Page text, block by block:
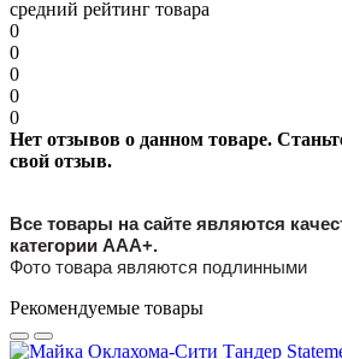
средний рейтинг товара
0
0
0
0
0
Нет отзывов о данном товаре.
свой отзыв.
Все товары на сайте являются
категории ААА+.
Фото товара являются подлинными
Рекомендуемые товары